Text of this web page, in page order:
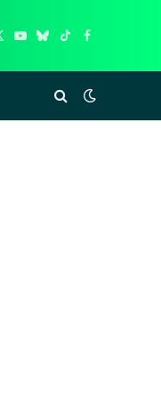
YouTube
Bluesky
TikTokFacebook